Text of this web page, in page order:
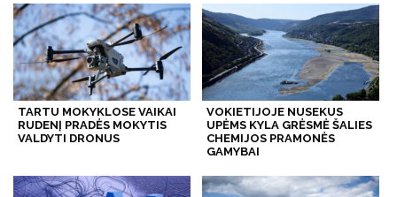
TARTU MOKYKLOSE VAIKAI
RUDENĮ PRADĖS MOKYTIS
VALDYTI DRONUS
VOKIETIJOJE NUSEKUS
UPĖMS KYLA GRĖSMĖ ŠALIES
CHEMIJOS PRAMONĖS
GAMYBAI